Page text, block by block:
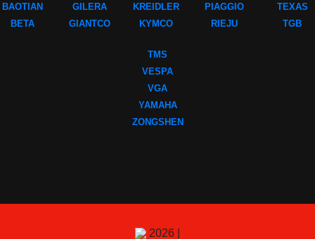
BAOTIAN
BETA
GILERA
GIANTCO
KREIDLER
KYMCO
PIAGGIO
RIEJU
TEXAS
TGB
TMS
VESPA
VGA
YAMAHA
ZONGSHEN
2026 |